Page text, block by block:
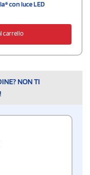
con luce LED
carrello
NON TI